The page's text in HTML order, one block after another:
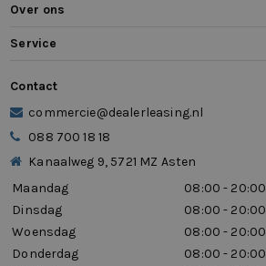
Over ons
Service
Contact
commercie@dealerleasing.nl
088 700 18 18
Kanaalweg 9, 5721 MZ Asten
Maandag
08:00 - 20:00
Dinsdag
08:00 - 20:00
Woensdag
08:00 - 20:00
Donderdag
08:00 - 20:00